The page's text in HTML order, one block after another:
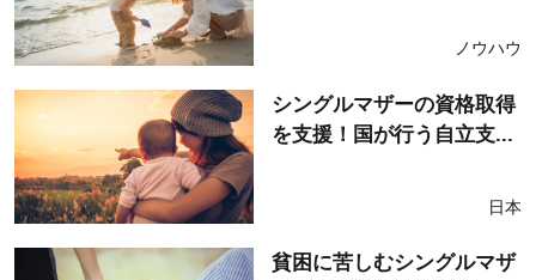
ノウハウ
シングルマザーの資格取得
を支援！国が行う自立支...
日本
貧困に苦しむシングルマザ